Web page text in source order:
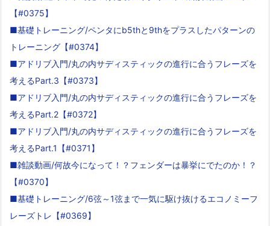
【#0375】
■基礎トレーニング/ペンタにb5thと9thをプラスしたパターンの
トレーニング【#0374】
■アドリブ入門/丸の内サディスティックの進行に合うフレーズを
考えるPart.3【#0373】
■アドリブ入門/丸の内サディスティックの進行に合うフレーズを
考えるPart.2【#0372】
■アドリブ入門/丸の内サディスティックの進行に合うフレーズを
考えるPart.1【#0371】
■雑談動画/何故今になって！？フェンダーは暴挙にでたのか！？
【#0370】
■基礎トレーニング/6弦～1弦まで一気に駆け抜けるエコノミーフ
レーズトレ【#0369】